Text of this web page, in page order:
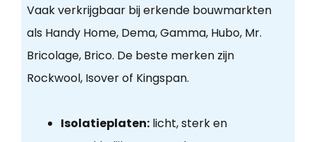
Vaak verkrijgbaar bij erkende bouwmarkten
als Handy Home, Dema, Gamma, Hubo, Mr.
Bricolage, Brico. De beste merken zijn
Rockwool, Isover of Kingspan.
Isolatieplaten:licht, sterk en